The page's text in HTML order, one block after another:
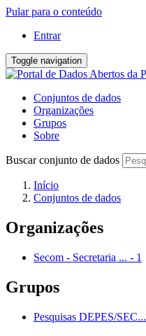
Pular para o conteúdo
Entrar
Toggle navigation
Conjuntos de dados
Organizações
Grupos
Sobre
Buscar conjunto de dados
Início
Conjuntos de dados
Organizações
Secom - Secretaria ... - 1
Grupos
Pesquisas DEPES/SEC...